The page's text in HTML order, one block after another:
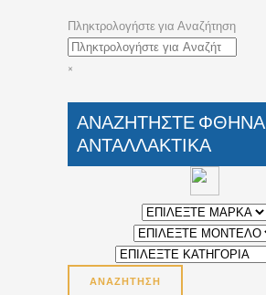
Πληκτρολογήστε για Αναζήτηση
×
ΑΝΑΖΗΤΗΣΤΕ ΦΘΗΝΑ
ΑΝΤΑΛΛΑΚΤΙΚΑ